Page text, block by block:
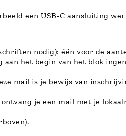
een USB-C aansluiting
nodig): één voor de
het begin van het blok
mail is je bewijs van
je een mail met je